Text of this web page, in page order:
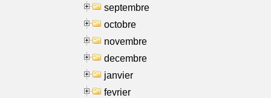
septembre
octobre
novembre
decembre
janvier
fevrier